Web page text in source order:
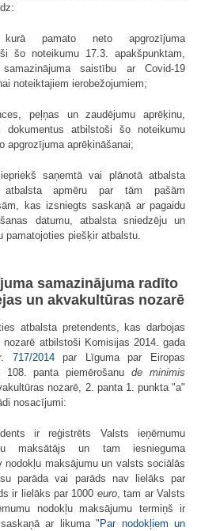
pamato neto apgrozījuma
šo noteikumu 17.3. apakšpunktam,
saistību ar Covid-19
noteiktajiem ierobežojumiem;
peļņas un zaudējumu aprēķinu,
dokumentus atbilstoši šo noteikumu
apgrozījuma aprēķināšanai;
saņemtā vai plānotā atbalsta
apmēru par tām pašām
kas izsniegts saskaņā ar pagaidu
datumu, atbalsta sniedzēju un
pamatojoties piešķir atbalstu.
samazinājuma radīto
un akvakultūras nozarē
atbalsta pretendents, kas darbojas
atbilstoši Komisijas 2014. gada
717/2014par Līguma par Eiropas
108. panta piemērošanude minimis
nozarē, 2. panta 1. punkta "a"
nosacījumi:
ir reģistrēts Valsts ieņēmumu
maksātājs un tam iesnieguma
nodokļu maksājumu un valsts sociālās
parāda vai parāds nav lielāks par
ir lielāks par 1000 euro, tam ar Valsts
nodokļu maksājumu termiņš ir
ar likuma " Par nodokļiem un